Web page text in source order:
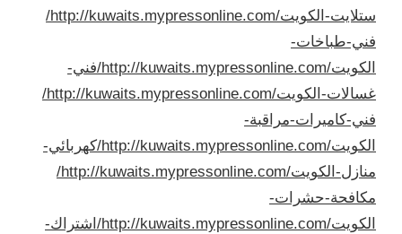
ستلايت-الكويت/
http://kuwaits.mypressonline.com/
فني-طباخات-
الكويت/
http://kuwaits.mypressonline.com/فني-
غسالات-الكويت/
http://kuwaits.mypressonline.com/
فني-كاميرات-مراقبة-
الكويت/
http://kuwaits.mypressonline.com/كهربائي-
منازل-الكويت/
http://kuwaits.mypressonline.com/
مكافحة-حشرات-
الكويت/
http://kuwaits.mypressonline.com/اشتراك-